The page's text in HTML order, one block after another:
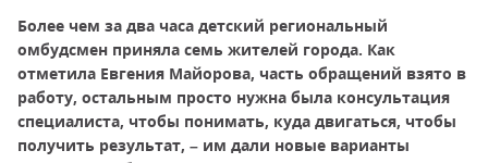
Более чем за два часа детский региональный
омбудсмен приняла семь жителей города. Как
отметила Евгения Майорова, часть обращений взято в
работу, остальным просто нужна была консультация
специалиста, чтобы понимать, куда двигаться, чтобы
получить результат, – им дали новые варианты